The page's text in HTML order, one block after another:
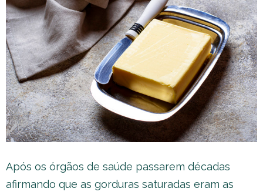
Após os órgãos de saúde passarem décadas
afirmando que as gorduras saturadas eram as